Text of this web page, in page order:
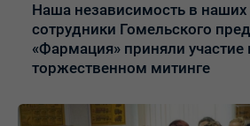
Наша независимость в наших
сотрудники Гомельского
«Фармация» приняли участие
торжественном митинге